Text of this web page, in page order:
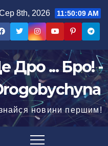
8th, 2026 11:50:10 AM
Дро ... Бро! -
новини першим!